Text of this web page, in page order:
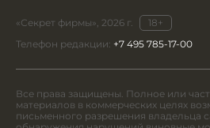
«Секрет фирмы», 2026 г.
18+
Телефон редакции: +7 495 785-17-00
Все права защищены. Полное или
материалов в коммерческих целях
письменного разрешения владельца